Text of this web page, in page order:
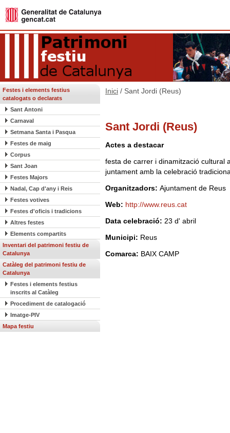
Festes i elements festius
catalogats o declarats
Sant Antoni
Carnaval
Setmana Santa i Pasqua
Festes de maig
Corpus
Sant Joan
Festes Majors
Nadal, Cap d'any i Reis
Festes votives
Festes d'oficis i tradicions
Altres festes
Elements compartits
Inventari del patrimoni festiu de
Catalunya
Catàleg del patrimoni festiu de
Catalunya
Festes i elements festius
inscrits al Catàleg
Procediment de catalogació
Imatge-PIV
Mapa festiu
Inici / Sant Jordi (Reus)
Sant Jordi (Reus)
Actes a destacar
festa de carrer i dinamització cultural
juntament amb la celebració
Organitzadors: Ajuntament de Reus
Web: http://www.reus.cat
Data celebració: 23 d' abril
Municipi: Reus
Comarca: BAIX CAMP